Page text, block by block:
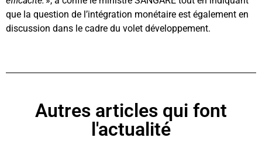
que la question de l’intégration monétaire est également en
discussion dans le cadre du volet développement.
Autres articles qui font
l'actualité